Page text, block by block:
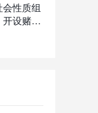
性质组
设赌场